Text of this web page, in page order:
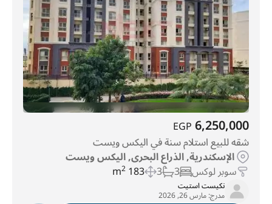
6,250,000
EGP
شقه للبيع استلام سنة في اليكس ويست
الإسكندرية, الذراع البحرى, اليكس ويست
سوبر لوكس 3
3
183 m
2
نكيست استيت
مدرج:مارس 26, 2026